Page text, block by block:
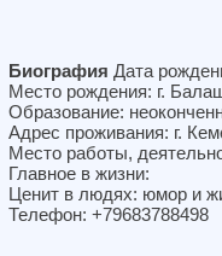
Биография Дата
Место рождения: г.
Образование:
Адрес проживания: г.
Место работы,
Главное в жизни:
Ценит в людях: юмор и
Телефон: +79683788498